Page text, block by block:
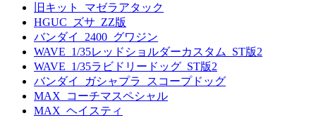
旧キット_マゼラアタック
HGUC_ズサ_ZZ版
バンダイ_2400_グワジン
WAVE_1/35レッドショルダーカスタム_ST版2
WAVE_1/35ラビドリードッグ_ST版2
バンダイ_ガシャプラ_スコープドッグ
MAX_コーチマスペシャル
MAX_ヘイスティ